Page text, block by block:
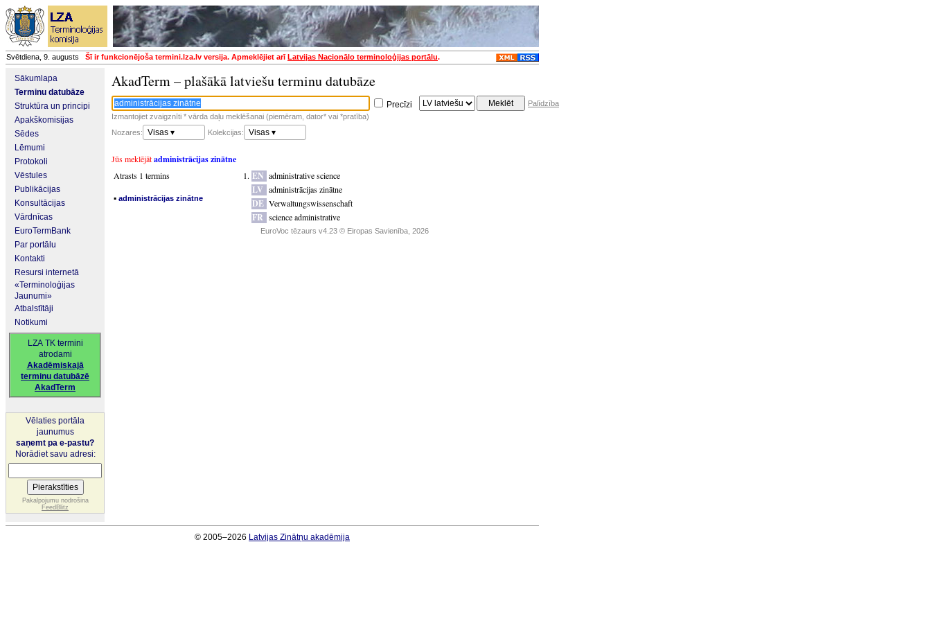
Svētdiena, 9. augusts Šī ir funkcionējoša termini.lza.lv versija. Apmeklējiet arīLatvijas Nacionālo terminoloģijas portālu.
Sākumlapa
Terminu datubāze
Struktūra un principi
Apakškomisijas
Sēdes
Lēmumi
Protokoli
Vēstules
Publikācijas
Konsultācijas
Vārdnīcas
EuroTermBank
Par portālu
Kontakti
Resursi internetā
«Terminoloģijas
Jaunumi»
Atbalstītāji
Notikumi
LZA TK termini
atrodami
Akadēmiskajā
terminu datubāzē
AkadTerm
Vēlaties portāla
jaunumus
saņemt pa e-pastu?
Norādiet savu adresi:
Pakalpojumu nodrošina
FeedBlitz
AkadTerm – plašākā latviešu terminu datubāze
Precīzi
Palīdzība
Izmantojiet zvaigznīti * vārda daļu meklēšanai (piemēram, dator* vai *pratība)
Nozares:
Visas ▾ Kolekcijas: Visas ▾
Jūs meklējātadministrācijas zinātne
Atrasts 1 termins
▪ administrācijas zinātne
EN administrative science
LV administrācijas zinātne
DE Verwaltungswissenschaft
FR science administrative
EuroVoc tēzaurs v4.23 © Eiropas Savienība, 2026
© 2005–2026 Latvijas Zinātņu akadēmija